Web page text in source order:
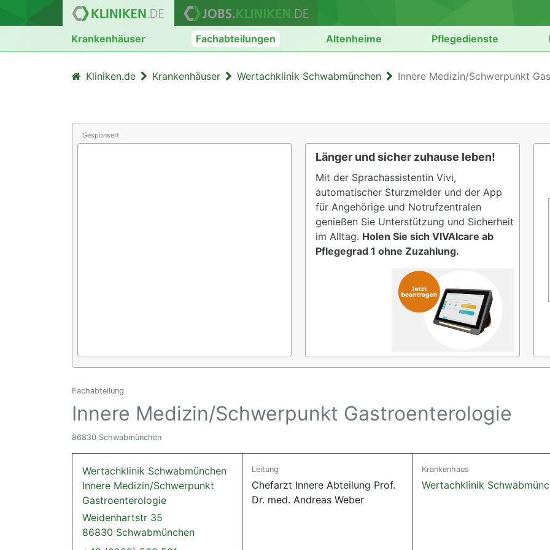
Krankenhäuser Fachabteilungen Altenheime Pflegedienste
Kliniken.de Krankenhäuser Wertachklinik Schwabmünchen Innere Medizin/Schwerpunkt
Gesponsert
Länger und sicher zuhause leben!
Mit der Sprachassistentin Vivi,
automatischer Sturzmelder und der App
für Angehörige und Notrufzentralen
genießen Sie Unterstützung und Sicherheit
im Alltag. Holen Sie sich VIVAIcare ab
Pflegegrad 1 ohne Zuzahlung.
Fachabteilung
Innere Medizin/Schwerpunkt Gastroenterologie
86830 Schwabmünchen
Wertachklinik Schwabmünchen
Innere Medizin/Schwerpunkt
Gastroenterologie
Weidenhartstr 35
86830 Schwabmünchen
Leitung
Chefarzt Innere Abteilung Prof.
Dr. med. Andreas Weber
Krankenhaus
Wertachklinik